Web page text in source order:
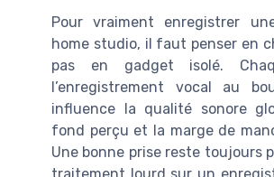
Pour vraiment enregistrer
home studio, il faut penser en
pas en gadget isolé.
l’enregistrement vocal au
influence la qualité sonore
fond perçu et la marge de
Une bonne prise reste toujours